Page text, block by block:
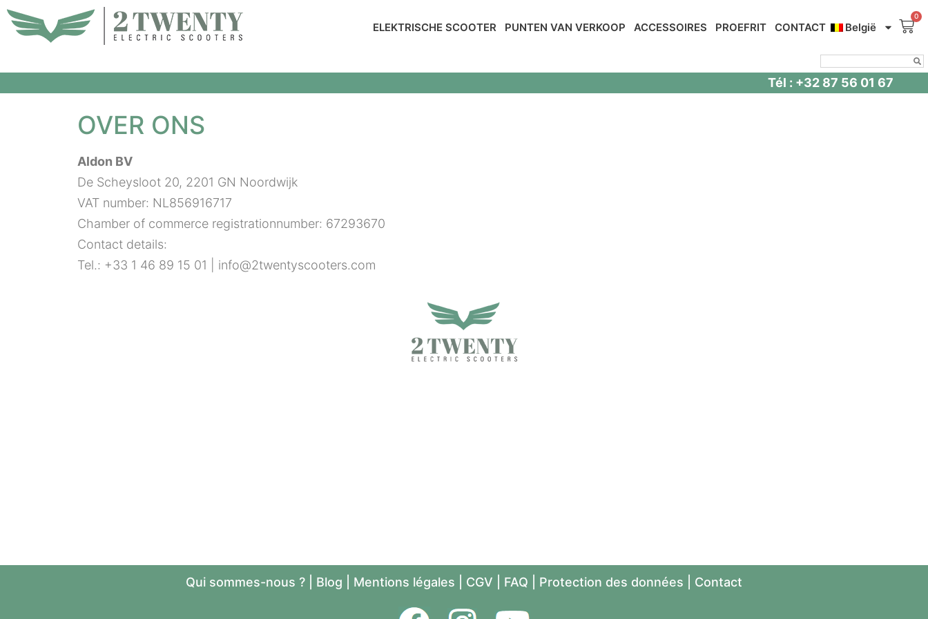
Spring
naar
ELEKTRISCHE SCOOTER PUNTEN VAN VERKOOP ACCESSOIRES PROEFRIT CONTACT België
Tél : +32 87 56 01 67
OVER ONS
Aldon BV
De Scheysloot 20, 2201 GN Noordwijk
VAT number: NL856916717
Chamber of commerce registrationnumber: 67293670
Contact details:
Tel.: +33 1 46 89 15 01 | info@2twentyscooters.com
Qui sommes-nous ? Blog Mentions légales CGV FAQ Protection des données Contact